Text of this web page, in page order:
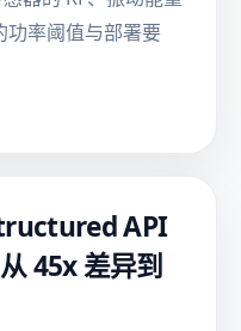
功率阈值与部署要
API
45x 差异到